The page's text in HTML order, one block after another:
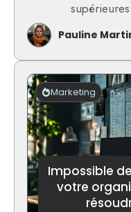
Pauline
Impossible
votre
Marketing